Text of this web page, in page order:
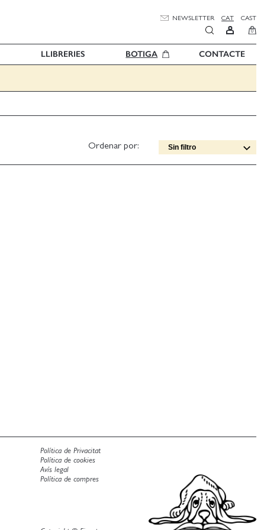
NEWSLETTER CAT CAST
0
LLIBRERIES BOTIGA CONTACTE
Ordenar por:
Sin filtro
Política de Privacitat
Política de cookies
Avís legal
Política de compres